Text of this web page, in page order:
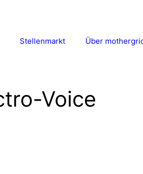
Stellenmarkt Über
Voice